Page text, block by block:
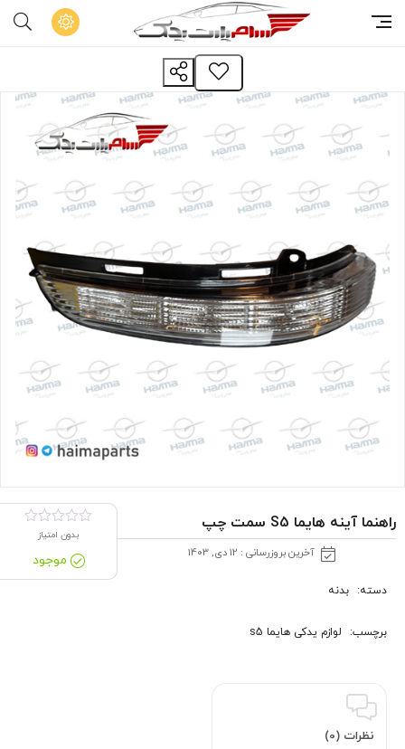
راهنما آینه هایما S5 سمت چپ
آخرین بروزرسانی : 12 دی, 1403
بدون امتیاز
موجود
دسته: بدنه
برچسب: لوازم یدکی هایما s5
نظرات (0)